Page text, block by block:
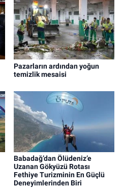
Pazarların ardından yoğun
temizlik mesaisi
Babadağ’dan Ölüdeniz’e
Uzanan Gökyüzü Rotası
Fethiye Turizminin En Güçlü
Deneyimlerinden Biri